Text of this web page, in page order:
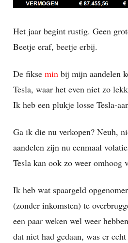
Het jaar begint rustig. Geen
Beetje eraf, beetje erbij.
De fikse min bij mijn aandelen
Tesla, waar het even niet zo
Ik heb een plukje losse Tesla-
Ga ik die nu verkopen? Neuh,
aandelen zijn nu eenmaal
Tesla kan ook zo weer omhoog
Ik heb wat spaargeld
(zonder inkomsten) te
een paar weken wel weer
dat niet had gedaan, was er